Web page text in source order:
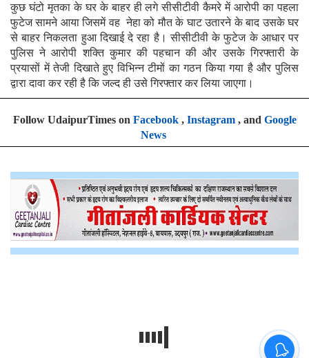
कुछ घंटो मृतका के घर के बाहर ही लगे सीसीटीवी कैमरे में आरोपी का पहला
फुटेज सामने आया जिसमें वह नेहा को मौत के घाट उतारने के बाद उसके घर
से बाहर निकलता हुआ दिखाई दे रहा है। सीसीटीवी के फुटेज के आधार पर
पुलिस ने आरोपी शक्ति कुमार की पहचान की और उसके गिरफ्तारी के
प्रयासों में तेजी दिखाते हुए विभिन्न टीमों का गठन किया गया है और पुलिस
द्वारा दावा कर रही है कि जल्द ही उसे गिरफ्तार कर लिया जाएगा।
Follow UdaipurTimes on Facebook, Instagram, and Google
News